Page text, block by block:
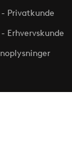
Privatkunde
Erhvervskunde